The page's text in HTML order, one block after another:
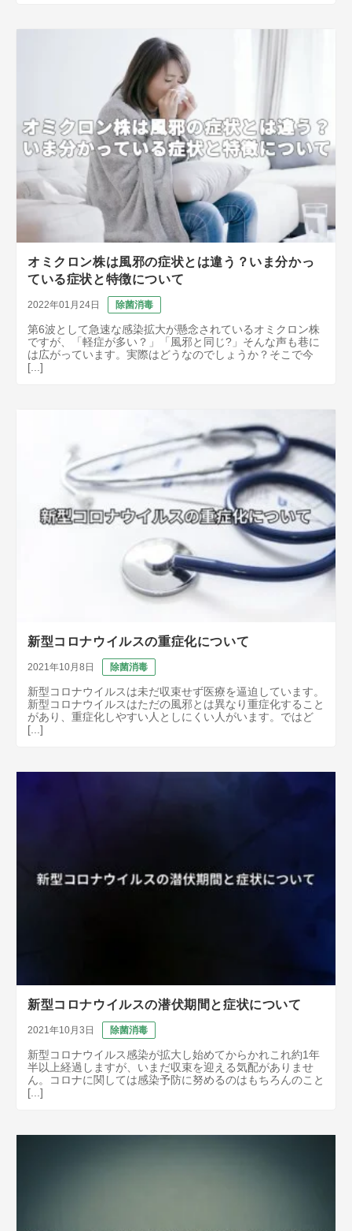
オミクロン株は風邪の症状とは違う？いま分かっ
ている症状と特徴について
2022年01月24日 除菌消毒
第6波として急速な感染拡大が懸念されているオミクロン株
ですが、「軽症が多い？」「風邪と同じ?」そんな声も巷に
は広がっています。実際はどうなのでしょうか？そこで今
[...]
新型コロナウイルスの重症化について
2021年10月8日 除菌消毒
新型コロナウイルスは未だ収束せず医療を逼迫しています。
新型コロナウイルスはただの風邪とは異なり重症化すること
があり、重症化しやすい人としにくい人がいます。ではど
[...]
新型コロナウイルスの潜伏期間と症状について
2021年10月3日 除菌消毒
新型コロナウイルス感染が拡大し始めてからかれこれ約1年
半以上経過しますが、いまだ収束を迎える気配がありませ
ん。コロナに関しては感染予防に努めるのはもちろんのこと
[...]